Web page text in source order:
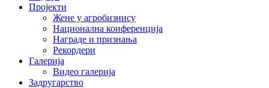
Пројекти
Жене у агробизнису
Национална конференција
Награде и признања
Рекордери
Галерија
Видео галерија
Задругарство